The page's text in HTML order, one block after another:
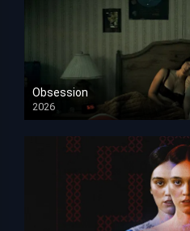
Obsession
2026
HD 1080p